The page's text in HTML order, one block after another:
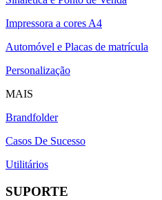
Impressora a cores A4
Automóvel e Placas de matrícula
Personalização
MAIS
Brandfolder
Casos De Sucesso
Utilitários
SUPORTE